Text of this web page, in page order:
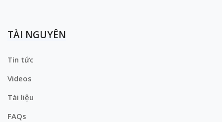
TÀI NGUYÊN
Tin tức
Videos
Tài liệu
FAQs